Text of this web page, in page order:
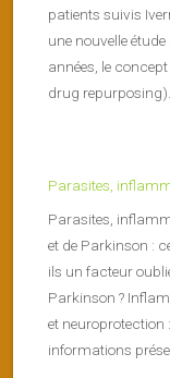
patients suivis
une nouvelle
années, le
drug repurposing)...
Parasites,
Parasites,
et de Parkinson :
ils un facteur
Parkinson ?
et neuroprotection
informations